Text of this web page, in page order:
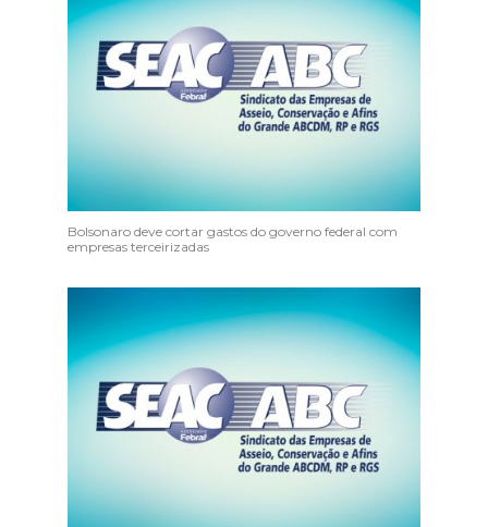
Bolsonaro deve cortar gastos do governo federal com
empresas terceirizadas